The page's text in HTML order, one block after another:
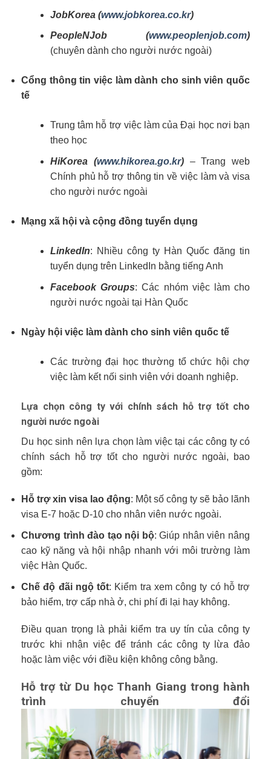
JobKorea (www.jobkorea.co.kr)
PeopleNJob (www.peoplenjob.com)
(chuyên dành cho người nước ngoài)
Cổng thông tin việc làm dành cho sinh viên quốc
tế
Trung tâm hỗ trợ việc làm của Đại học nơi bạn
theo học
HiKorea (www.hikorea.go.kr)– Trang web
Chính phủ hỗ trợ thông tin về việc làm và visa
cho người nước ngoài
Mạng xã hội và cộng đồng tuyển dụng
LinkedIn: Nhiều công ty Hàn Quốc đăng tin
tuyển dụng trên LinkedIn bằng tiếng Anh
Facebook Groups: Các nhóm việc làm cho
người nước ngoài tại Hàn Quốc
Ngày hội việc làm dành cho sinh viên quốc tế
Các trường đại học thường tổ chức hội chợ
việc làm kết nối sinh viên với doanh nghiệp.
Lựa chọn công ty với chính sách hỗ trợ tốt cho
người nước ngoài
Du học sinh nên lựa chọn làm việc tại các công ty có
chính sách hỗ trợ tốt cho người nước ngoài, bao
gồm:
Hỗ trợ xin visa lao động: Một số công ty sẽ bảo lãnh
visa E-7 hoặc D-10 cho nhân viên nước ngoài.
Chương trình đào tạo nội bộ: Giúp nhân viên nâng
cao kỹ năng và hội nhập nhanh với môi trường làm
việc Hàn Quốc.
Chế độ đãi ngộ tốt: Kiểm tra xem công ty có hỗ trợ
bảo hiểm, trợ cấp nhà ở, chi phí đi lại hay không.
Điều quan trọng là phải kiểm tra uy tín của công ty
trước khi nhận việc để tránh các công ty lừa đảo
hoặc làm việc với điều kiện không công bằng.
Hỗ trợ từ Du học Thanh Giang trong hành
trình chuyển đổi